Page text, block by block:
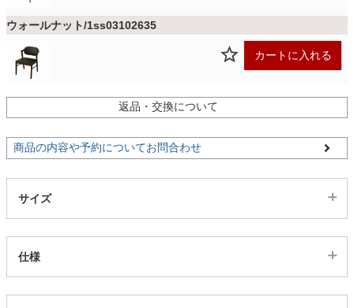
カーテン
マット
ウォールナット/1ss03102635
カートに入れる
返品・交換について
商品の内容や予約についてお問合わせ
サイズ
仕様